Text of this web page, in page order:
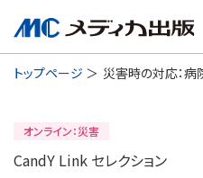
トップページ 災害時の対応：
オンライン：災害
CandY Link セレクション